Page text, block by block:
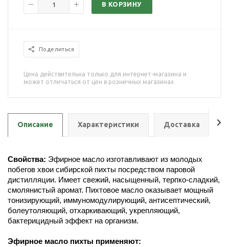
В КОРЗИНУ
Поделиться
Цена действительна только для интернет-магазина и
может отличаться от цен в розничных магазинах
Описание Характеристики Доставка
Свойства: Эфирное масло изготавливают из молодых
побегов хвои сибирской пихты посредством паровой
дистилляции. Имеет свежий, насыщенный, терпко-сладкий,
смолянистый аромат. Пихтовое масло оказывает мощный
тонизирующий, иммуномодулирующий, антисептический,
болеутоляющий, отхаркивающий, укрепляющий,
бактерицидный эффект на организм.
Эфирное масло пихты применяют: